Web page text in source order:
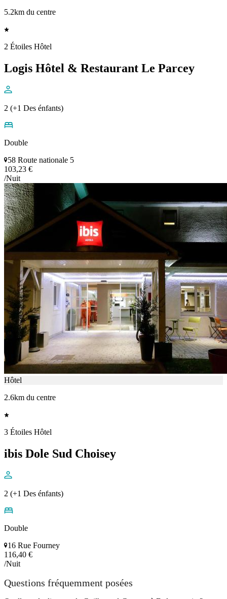
5.2km du centre
2 Étoiles Hôtel
Logis Hôtel & Restaurant Le Parcey
2 (+1 Des énfants)
Double
58 Route nationale 5
103,23 €
/Nuit
Hôtel
2.6km du centre
3 Étoiles Hôtel
ibis Dole Sud Choisey
2 (+1 Des énfants)
Double
16 Rue Fourney
116,40 €
/Nuit
Questions fréquemment posées